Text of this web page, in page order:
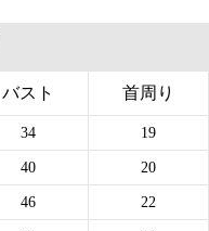
バスト 首周り
34
19
40
20
46
22